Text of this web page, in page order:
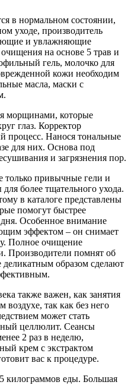
в нормальном состоянии,
уходе, производитель
и увлажняющие
на основе 5 трав и
гель, молочко для
кожи необходим
масла, маски с
морщинами, которые
глаз. Корректор
процесс. Нанося тональные
для них. Основа под
и загрязнения пор.
только привычные гели и
более тщательного ухода.
в каталоге представлены
помогут быстрее
дня. Особенное внимание
эффектом – он снимает
Полное очищение
Производители помнят об
образом сделают
также важен, как занятия
так как без него
может стать
целлюлит. Сеансы
2 раз в неделю,
крем с экстрактом
вас к процедуре.
килограммов еды. Большая